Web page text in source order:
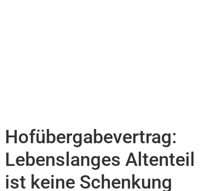
Hofübergabevertrag:
Lebenslanges Altenteil
ist keine Schenkung